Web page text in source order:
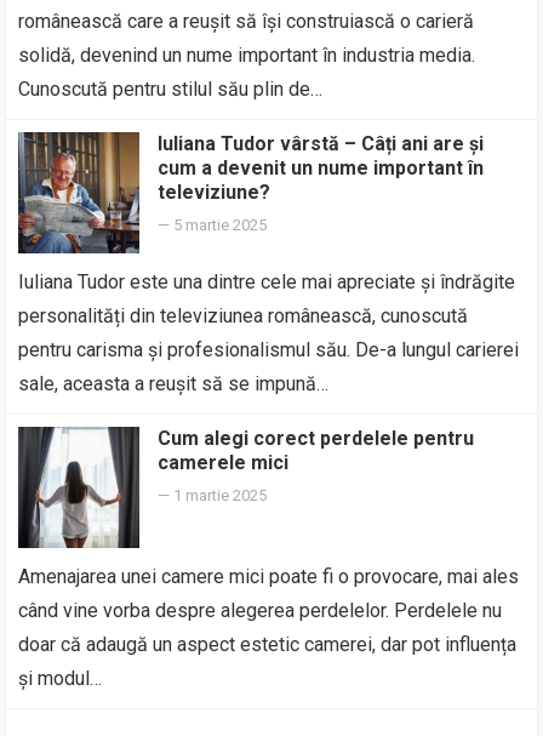
românească care a reușit să își construiască o carieră
solidă, devenind un nume important în industria media.
Cunoscută pentru stilul său plin de…
Iuliana Tudor vârstă – Câți ani are și
cum a devenit un nume important în
televiziune?
— 5 martie 2025
Iuliana Tudor este una dintre cele mai apreciate și îndrăgite
personalități din televiziunea românească, cunoscută
pentru carisma și profesionalismul său. De-a lungul carierei
sale, aceasta a reușit să se impună…
Cum alegi corect perdelele pentru
camerele mici
— 1 martie 2025
Amenajarea unei camere mici poate fi o provocare, mai ales
când vine vorba despre alegerea perdelelor. Perdelele nu
doar că adaugă un aspect estetic camerei, dar pot influența
și modul…